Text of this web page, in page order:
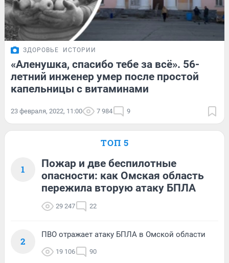
ЗДОРОВЬЕ ИСТОРИИ
«Аленушка, спасибо тебе за всё». 56-
летний инженер умер после простой
капельницы с витаминами
23 февраля, 2022, 11:00 7 984 9
ТОП 5
1
Пожар и две беспилотные
опасности: как Омская область
пережила вторую атаку БПЛА
29 247 22
2
ПВО отражает атаку БПЛА в Омской области
19 106 90